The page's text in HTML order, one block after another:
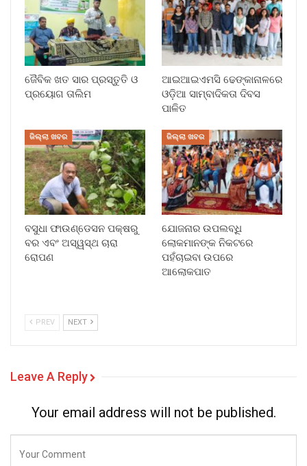
ଜୈବିକ ଖତ ସାର ପ୍ରସ୍ତୁତି ଓ
ପ୍ରୟୋଗ ତାଲିମ
ଆଇଆଇଏମସି ଢେଙ୍କାନାଳରେ
ଓଡ଼ିଆ ସାମ୍ବାଦିକତା ଦିବସ
ପାଳିତ
ଜିଲ୍ଲା ଖବର
ବସୁଧା ଫାଉଣ୍ଡେସନ ପକ୍ଷରୁ
ବର ଏବଂ ଅସ୍ୱସ୍ଥ ଚାରା
ରୋପଣ
ଜିଲ୍ଲା ଖବର
ଯୋଜନାର ଉପଲବ୍ଧି
ଲୋକମାନଙ୍କ ନିକଟରେ
ପହଁଚାଇବା ଉପରେ
ଆଲୋକପାତ
PREV NEXT
Leave A Reply
Your email address will not be published.